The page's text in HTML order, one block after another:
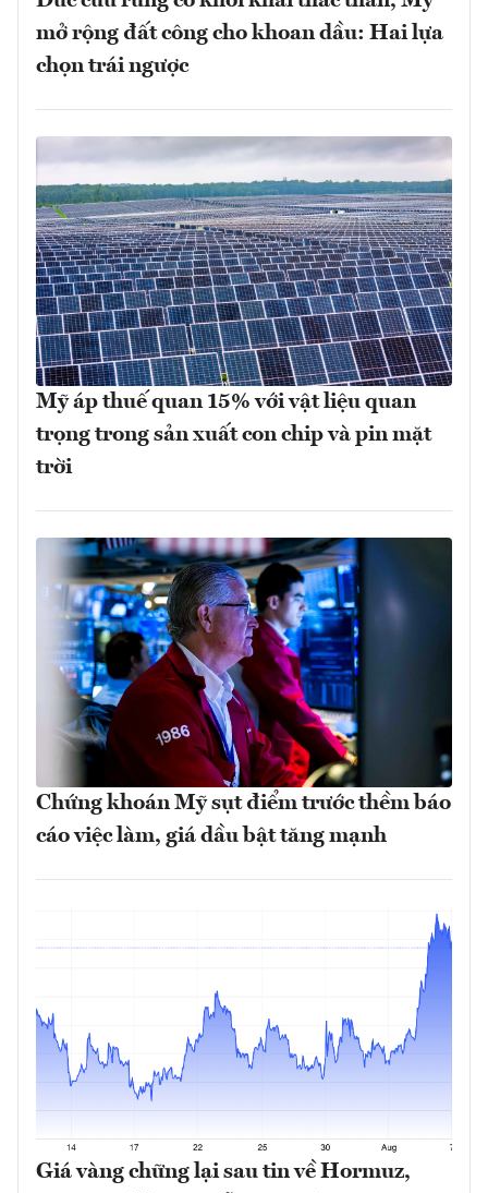
mở rộng đất công cho khoan dầu: Hai lựa
chọn trái ngược
Mỹ áp thuế quan 15% với vật liệu quan
trọng trong sản xuất con chip và pin mặt
trời
Chứng khoán Mỹ sụt điểm trước thềm báo
cáo việc làm, giá dầu bật tăng mạnh
Giá vàng chững lại sau tin về Hormuz,